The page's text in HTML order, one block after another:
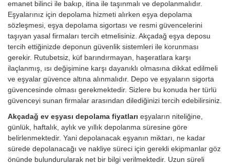
emanet bilinci ile bakıp, itina ile taşınmalı ve depolanmalıdır.
Eşyalarınız için depolama hizmeti alırken eşya depolama
sözleşmesi, eşya depolama sigortası ve resmi güvencelerini
taşıyan yasal firmaları tercih etmelisiniz. Akçadağ eşya deposu
tercih ettiğinizde deponun güvenlik sistemleri ile korunması
gerekir. Rutubetsiz, küf barındırmayan, haşeratlara karşı
ilaçlanmış, ısı değişimine karşı dayanıklı olmasına dikkat edilmeli
ve eşyalar güvence altına alınmalıdır. Depo ve eşyaların sigorta
güvencesinde olması gerekmektedir. Sizlere bu konuda her türlü
güvenceyi sunan firmalar arasından dilediğinizi tercih edebilirsiniz.
Akçadağ ev eşyası depolama fiyatları eşyaların niteliğine,
günlük, haftalık, aylık ve yıllık depolanma süresine göre
belirlenmektedir. Yani depolanacak eşyanın miktarı, ne kadar
sürede depolanacağı ve nakliye süreci için gerekli ekipmanlar göz
önünde bulundurularak net bir bilgi verilmektedir. Uzun süreli